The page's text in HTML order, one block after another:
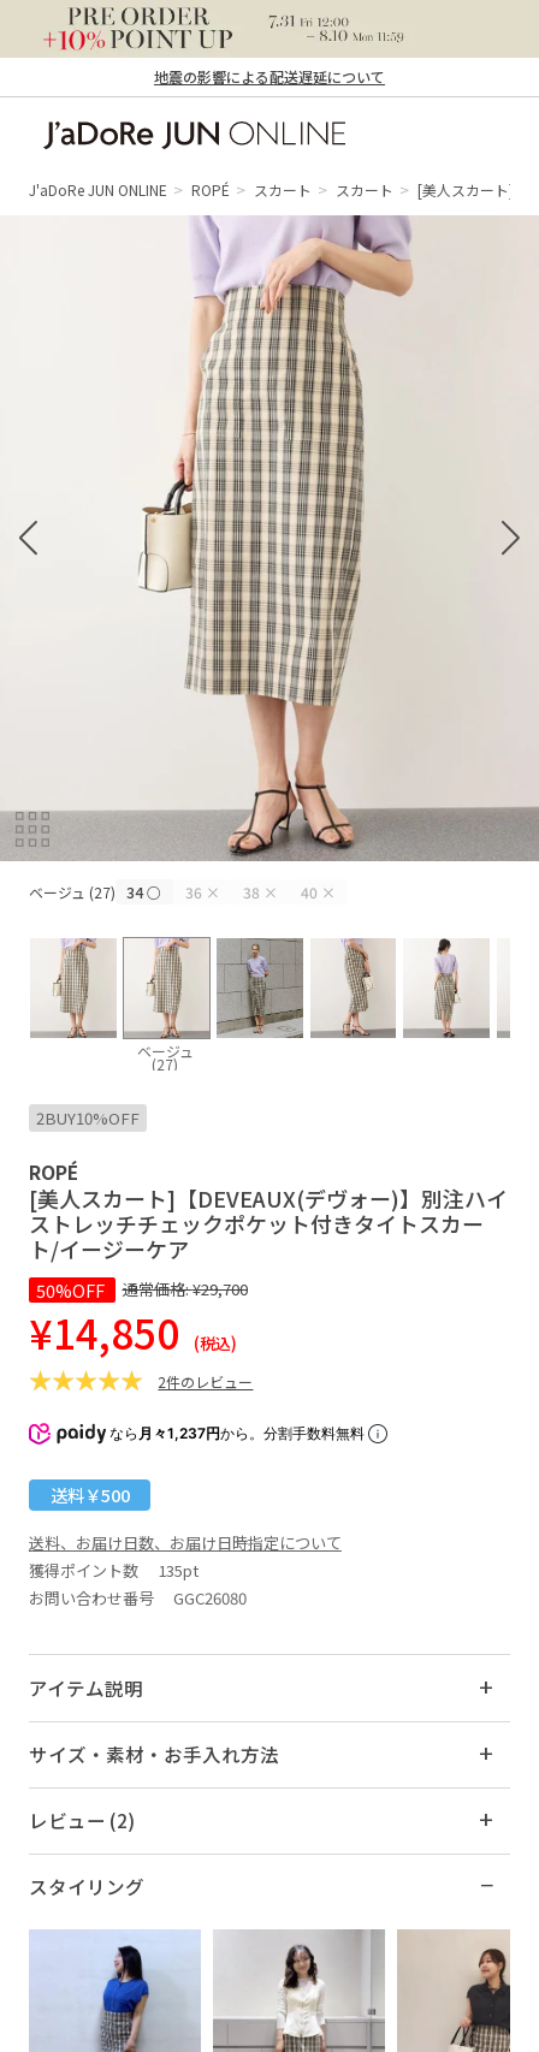
地震の影響による配送遅延について
ン オンライン）
J'aDoRe JUN ONLINE ROPÉ スカート スカート [美人スカート]【
ベージュ (27) 34○ 36 × 38 × 40 ×
ベージュ
(27)
2BUY10%OFF
ROPÉ
[美人スカート]【DEVEAUX(デヴォー)】別注ハイ
ストレッチチェックポケット付きタイトスカー
ト/イージーケア
50%OFF 通常価格:¥29,700
¥14,850 (税込)
2件のレビュー
なら 月々1,237円から。分割手数料無料
送料￥500
送料、お届け日数、お届け日時指定について
獲得ポイント数
135pt
お問い合わせ番号 GGC26080
アイテム説明
サイズ・素材・お手入れ方法
レビュー (2)
スタイリング